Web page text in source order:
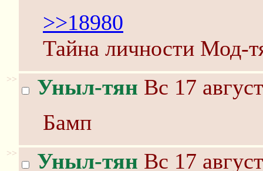
>>18980
Тайна личности Мод-
>> Уныл-тян Вс 17
Бамп
>> Уныл-тян Вс 17